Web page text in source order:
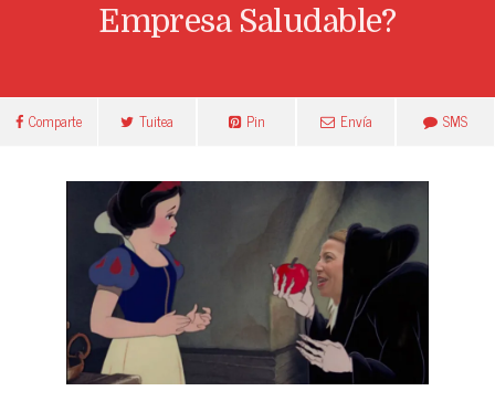
Empresa Saludable?
Comparte Tuitea Pin Envía SMS